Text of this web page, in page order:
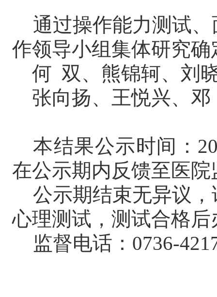
通过操作能力测试
作领导小组集体研究确
何 双、熊锦轲、刘
张向扬、王悦兴、邓
本结果公示时间：
在公示期内反馈至医院
公示期结束无异议
心理测试，测试合格
监督电话： 0736-